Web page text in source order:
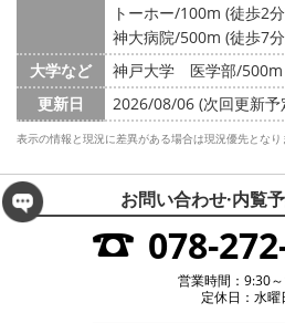
トーホー/100m (徒歩2
神大病院/500m (徒歩7
大学など
神戸大学 医学部/500m
更新日
2026/08/06 (次回更新
表示の情報と現況に差異がある場合は現況優先となり
お問い合わせ·内覧
078-
営業時間：9:30
定休日：水曜